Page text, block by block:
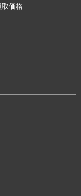
取価格